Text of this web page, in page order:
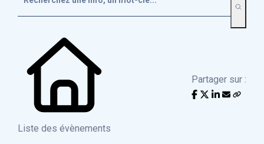
Liste des évènements
Partager sur :